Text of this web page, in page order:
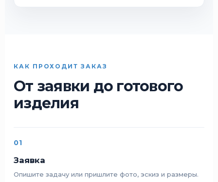
КАК ПРОХОДИТ ЗАКАЗ
От заявки до готового
изделия
01
Заявка
Опишите задачу или пришлите фото, эскиз и размеры.